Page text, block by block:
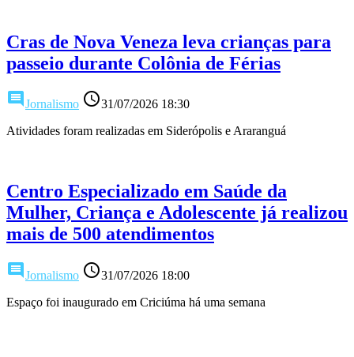
Cras de Nova Veneza leva crianças para
passeio durante Colônia de Férias
comment Jornalismo access_time31/07/2026 18:30
Atividades foram realizadas em Siderópolis e Araranguá
Centro Especializado em Saúde da
Mulher, Criança e Adolescente já realizou
mais de 500 atendimentos
comment Jornalismo access_time31/07/2026 18:00
Espaço foi inaugurado em Criciúma há uma semana